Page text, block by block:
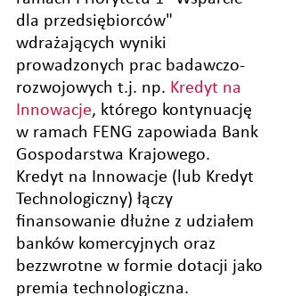
dla przedsiębiorców"
wdrażających wyniki
prowadzonych prac badawczo-
rozwojowych t.j. np. Kredyt na
Innowacje, którego kontynuację
w ramach FENG zapowiada Bank
Gospodarstwa Krajowego.
Kredyt na Innowacje (lub Kredyt
Technologiczny) łączy
finansowanie dłużne z udziałem
banków komercyjnych oraz
bezzwrotne w formie dotacji jako
premia technologiczna.